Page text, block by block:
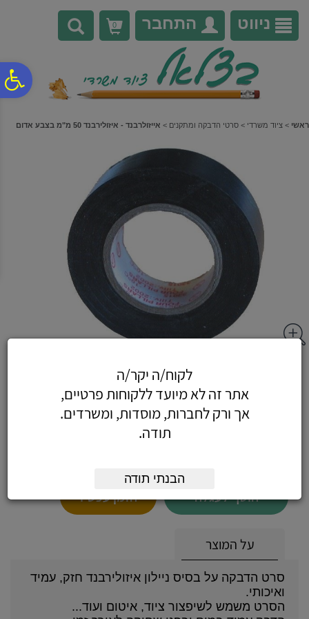
נגישות
אתר
המרכזי
ניווט התחבר 0
ראשי > ציוד משרדי > סרטי הדבקה ומתקנים > אייזולרבנד - איזולירבנד 50 מ"מ בצבע אדום
אייזולרבנד - איזולירבנד 50 מ"מ בצבע אדום
הוסף לעגלה הזמן עכשיו
על המוצר
סרט הדבקה על בסיס ניילון איזולירבנד חזק, עמיד
ואיכותי.
הסרט משמש לשיפצור ציוד, איטום ועוד...
לקוח/ה יקר/ה
אתר זה לא מיועד ללקוחות פרטיים,
אך ורק לחברות, מוסדות, ומשרדים.
תודה.
הבנתי תודה